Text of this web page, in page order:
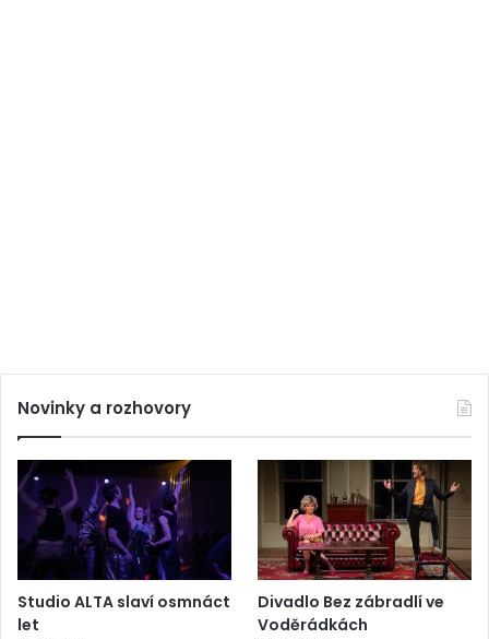
Novinky a rozhovory
Studio ALTA slaví osmnáct
let
Divadlo Bez zábradlí ve
Voděrádkách